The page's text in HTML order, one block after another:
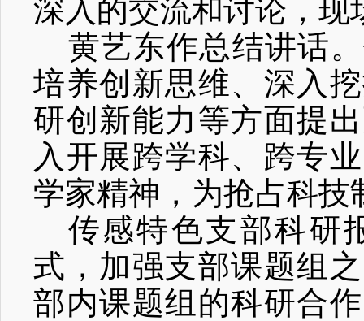
深入的交流和讨论，现
黄艺东作总结讲话
培养创新思维、深入
研创新能力等方面提
入开展跨学科、跨专
学家精神， 为抢占科技
传感特色支部科研
式，加强支部课题组
部内课题组的科研合